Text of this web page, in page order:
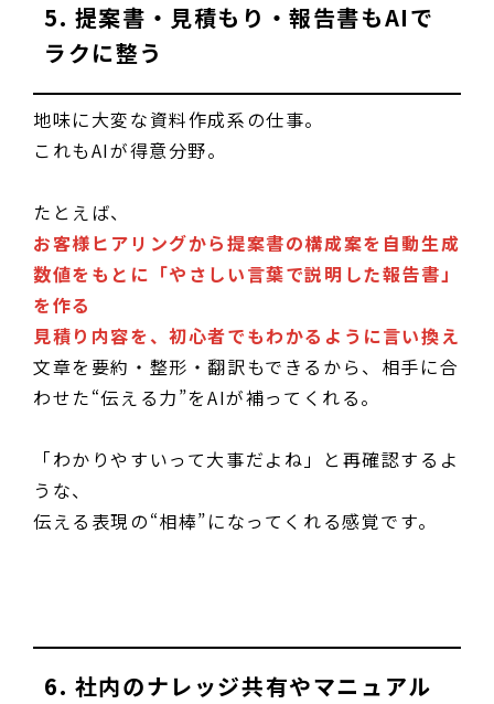
5. 提案書・見積もり・報告書もAIで
ラクに整う
地味に大変な資料作成系の仕事。
これもAIが得意分野。
たとえば、
お客様ヒアリングから提案書の構成案を自動生成
数値をもとに「やさしい言葉で説明した報告書」
を作る
見積り内容を、初心者でもわかるように言い換え
文章を要約・整形・翻訳もできるから、相手に合
わせた“伝える力”をAIが補ってくれる。
「わかりやすいって大事だよね」と再確認するよ
うな、
伝える表現の“相棒”になってくれる感覚です。
6. 社内のナレッジ共有やマニュアル